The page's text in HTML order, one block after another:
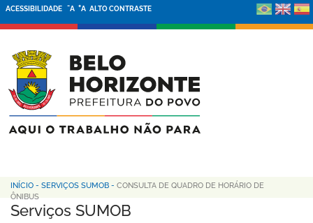
ACESSIBILIDADE -A +A ALTO CONTRASTE
INÍCIO - SERVIÇOS SUMOB - CONSULTA DE QUADRO DE HORÁRIO DE
ÔNIBUS
Serviços SUMOB